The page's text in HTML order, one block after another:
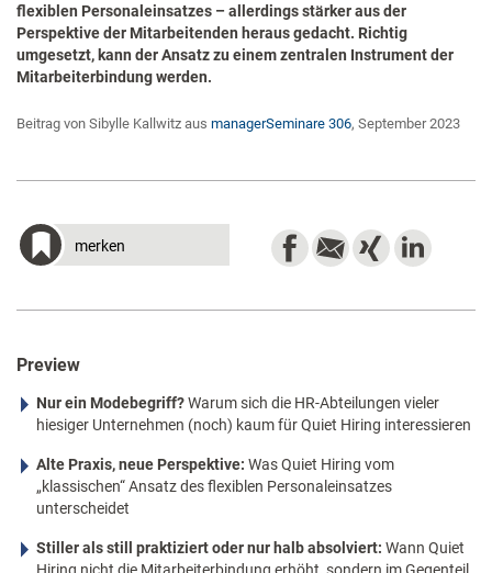
flexiblen Personaleinsatzes – allerdings stärker aus der
Perspektive der Mitarbeitenden heraus gedacht. Richtig
umgesetzt, kann der Ansatz zu einem zentralen Instrument der
Mitarbeiterbindung werden.
Beitrag von Sibylle Kallwitz aus managerSeminare 306, September 2023
merken
Preview
Nur ein Modebegriff?Warum sich die HR-Abteilungen vieler
hiesiger Unternehmen (noch) kaum für Quiet Hiring interessieren
Alte Praxis, neue Perspektive: Was Quiet Hiring vom
„klassischen“ Ansatz des flexiblen Personaleinsatzes
unterscheidet
Stiller als still praktiziert oder nur halb absolviert: Wann Quiet